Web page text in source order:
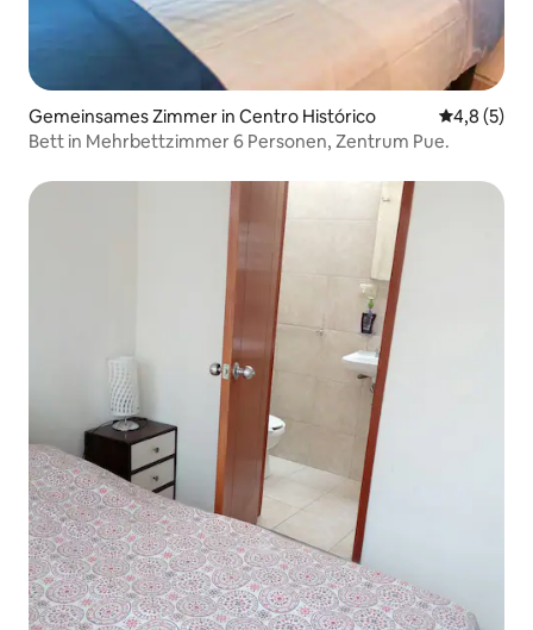
Gemeinsames Zimmer in Centro Histórico
4,8 (5)
Bett in Mehrbettzimmer 6 Personen, Zentrum Pue.